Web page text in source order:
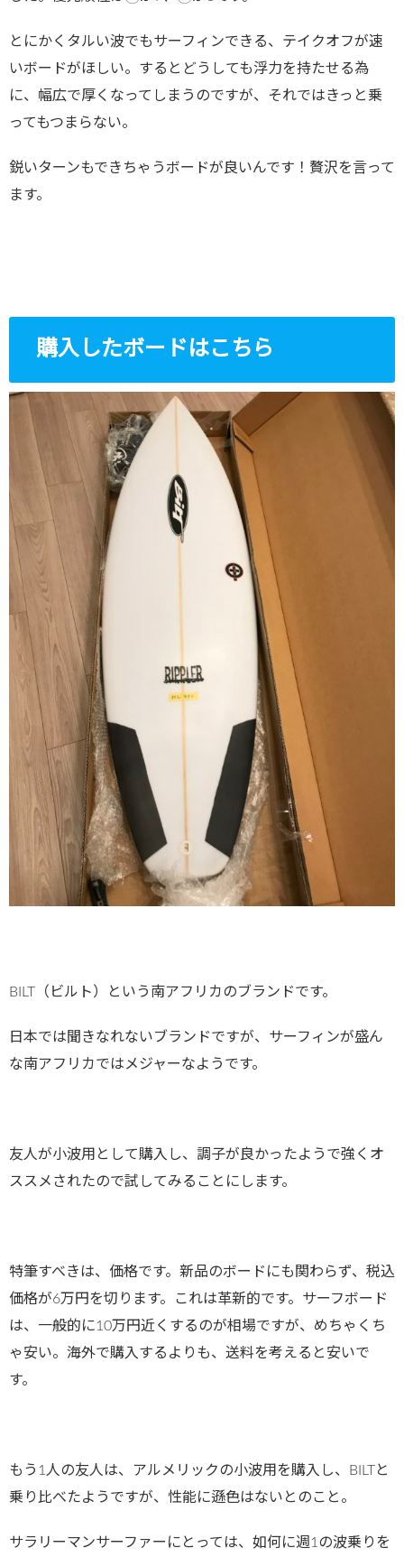
とにかくタルい波でもサーフィンできる、テイクオフが速
いボードがほしい。するとどうしても浮力を持たせる為
に、幅広で厚くなってしまうのですが、それではきっと乗
ってもつまらない。
鋭いターンもできちゃうボードが良いんです！贅沢を言って
ます。
購入したボードはこちら
BILT（ビルト）という南アフリカのブランドです。
日本では聞きなれないブランドですが、サーフィンが盛ん
な南アフリカではメジャーなようです。
友人が小波用として購入し、調子が良かったようで強くオ
ススメされたので試してみることにします。
特筆すべきは、価格です。新品のボードにも関わらず、税込
価格が6万円を切ります。これは革新的です。サーフボード
は、一般的に10万円近くするのが相場ですが、めちゃくち
ゃ安い。海外で購入するよりも、送料を考えると安いで
す。
もう1人の友人は、アルメリックの小波用を購入し、BILTと
乗り比べたようですが、性能に遜色はないとのこと。
サラリーマンサーファーにとっては、如何に週1の波乗りを